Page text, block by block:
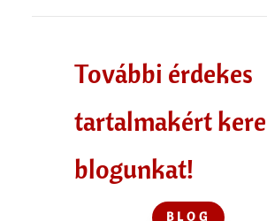
További érdekes
tartalmakért
blogunkat!
BLOG